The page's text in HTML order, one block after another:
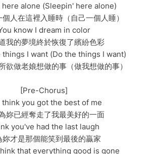
here alone (Sleepin' here alone)
人在這裡入睡時（自己一個人睡）
know I dream in color
我的夢境終於恢復了繽紛色彩
things I want (Do the things I want)
欲做老娘想做的事（做我想做的事）
[Pre-Chorus]
think you got the best of me
妳已經奪走了我最美好的一面
you've had the last laugh
妳才是那個能笑到最後的贏家
that everything good is gone